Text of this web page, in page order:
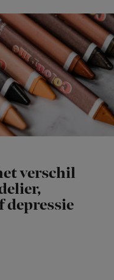
verschil
depressie